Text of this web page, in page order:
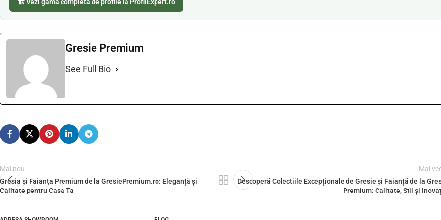
🏗️ Vezi gama completă de profile la ProfilExpert.ro
Gresie Premium
See Full Bio
Mai nou
Gresia și Faianța Premium de la GresiePremium.ro: Eleganță și
Calitate pentru Casa Ta
Mai
Descoperă Colectiile Excepționale de Gresie și Faianță de la
Premium: Calitate, Stil și